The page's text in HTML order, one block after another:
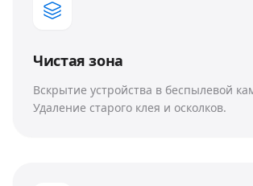
Чистая зона
Вскрытие устройства в беспылевой
Удаление старого клея и осколков.